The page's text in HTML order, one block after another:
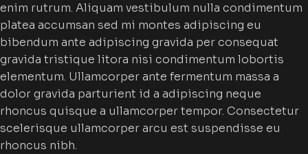
enim rutrum. Aliquam vestibulum nulla condimentum
platea accumsan sed mi montes adipiscing eu
bibendum ante adipiscing gravida per consequat
gravida tristique litora nisi condimentum lobortis
elementum. Ullamcorper ante fermentum massa a
dolor gravida parturient id a adipiscing neque
rhoncus quisque a ullamcorper tempor. Consectetur
scelerisque ullamcorper arcu est suspendisse eu
rhoncus nibh.